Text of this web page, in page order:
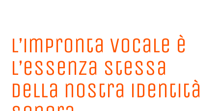
L’impronta vocale è
l’essenza stessa
della nostra identità